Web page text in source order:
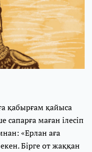
қабырғам қайыса
маған ілесіп
«Ерлан аға
Бірге от жаққан